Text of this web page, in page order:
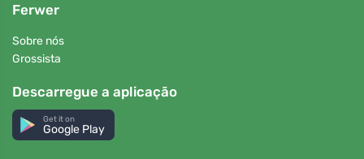
Ferwer
Sobre nós
Grossista
Descarregue a aplicação
Get it on
Google Play